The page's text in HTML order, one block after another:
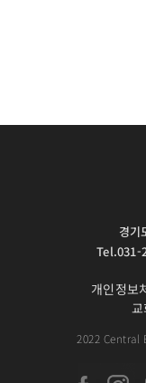
경기
Tel.031-
개인정보
2022 Central